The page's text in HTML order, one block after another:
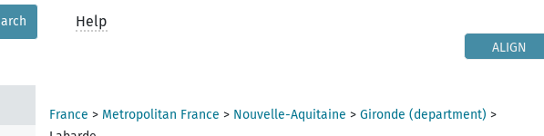
Help
ALIGN
France > Metropolitan France > Nouvelle-Aquitaine > Gironde (department) >